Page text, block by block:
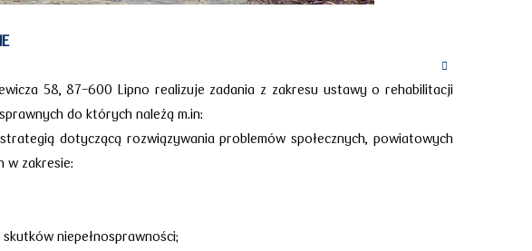
58, 87-600 Lipno realizuje zadania z zakresu ustawy o rehabilitacji
do których należą m.in:
dotyczącą rozwiązywania problemów społecznych, powiatowych
w zakresie:
niepełnosprawności;